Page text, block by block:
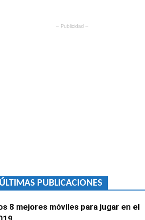
– Publicidad –
PUBLICACIONES
8 mejores móviles para jugar en el